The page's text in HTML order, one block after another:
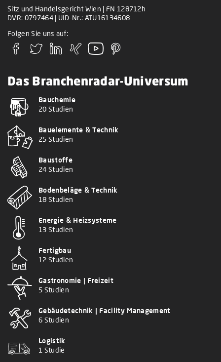
Sitz und Handelsgericht Wien | FN 128712h
DVR: 0797464 | UID-Nr.: ATU16134608
Folgen Sie uns auf:
Das Branchenradar-Universum
Bauchemie
20 Studien
Bauelemente & Technik
25 Studien
Baustoffe
24 Studien
Bodenbeläge & Technik
18 Studien
Energie & Heizsysteme
13 Studien
Fertigbau
12 Studien
Gastronomie | Freizeit
5 Studien
Gebäudetechnik | Facility Management
6 Studien
Logistik
1 Studie